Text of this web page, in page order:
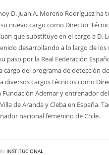
D. Juan A. Moreno Rodríguez ha
nuevo cargo como Director
que substituye en el cargo a D.
desarrollando a lo largo de
paso por la Real Federación
cargo del programa de detección
diversos cargos técnicos como
Fundación Ademar y entrenador
de Aranda y Cleba en España.
nacional femenino de Chile.
INSTITUCIONAL